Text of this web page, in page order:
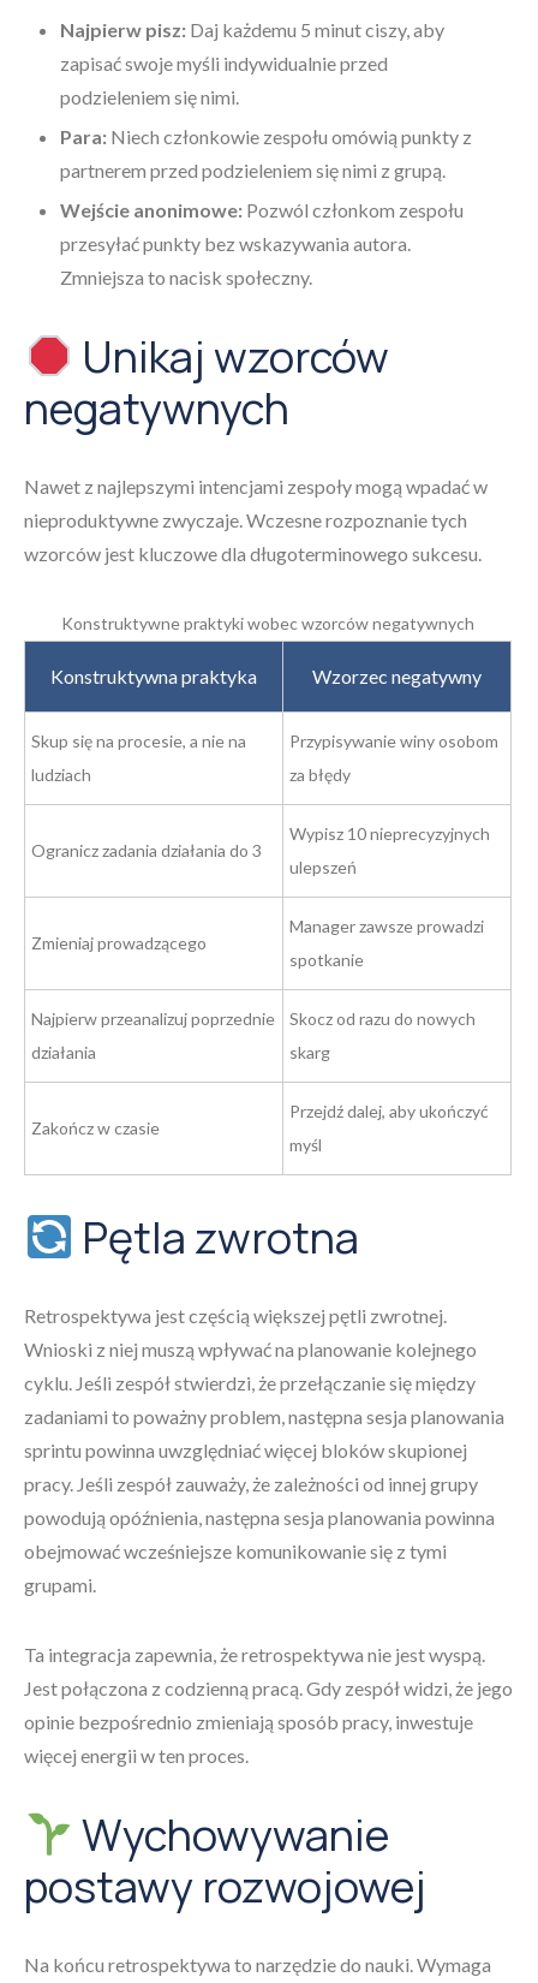
Najpierw pisz: Daj każdemu 5 minut ciszy, aby
zapisać swoje myśli indywidualnie przed
podzieleniem się nimi.
Para: Niech członkowie zespołu omówią punkty z
partnerem przed podzieleniem się nimi z grupą.
Wejście anonimowe: Pozwól członkom zespołu
przesyłać punkty bez wskazywania autora.
Zmniejsza to nacisk społeczny.
Unikaj wzorców
negatywnych
Nawet z najlepszymi intencjami zespoły mogą wpadać w
nieproduktywne zwyczaje. Wczesne rozpoznanie tych
wzorców jest kluczowe dla długoterminowego sukcesu.
Konstruktywne praktyki wobec wzorców negatywnych
Konstruktywna praktyka Wzorzec negatywny
Skup się na procesie, a nie na
ludziach
Przypisywanie winy osobom
za błędy
Ogranicz zadania działania do 3
Wypisz 10 nieprecyzyjnych
ulepszeń
Zmieniaj prowadzącego
Manager zawsze prowadzi
spotkanie
Najpierw przeanalizuj poprzednie
działania
Skocz od razu do nowych
skarg
Zakończ w czasie
Przejdź dalej, aby ukończyć
myśl
Pętla zwrotna
Retrospektywa jest częścią większej pętli zwrotnej.
Wnioski z niej muszą wpływać na planowanie kolejnego
cyklu. Jeśli zespół stwierdzi, że przełączanie się między
zadaniami to poważny problem, następna sesja planowania
sprintu powinna uwzględniać więcej bloków skupionej
pracy. Jeśli zespół zauważy, że zależności od innej grupy
powodują opóźnienia, następna sesja planowania powinna
obejmować wcześniejsze komunikowanie się z tymi
grupami.
Ta integracja zapewnia, że retrospektywa nie jest wyspą.
Jest połączona z codzienną pracą. Gdy zespół widzi, że jego
opinie bezpośrednio zmieniają sposób pracy, inwestuje
więcej energii w ten proces.
Wychowywanie
postawy rozwojowej
Na końcu retrospektywa to narzędzie do nauki. Wymaga